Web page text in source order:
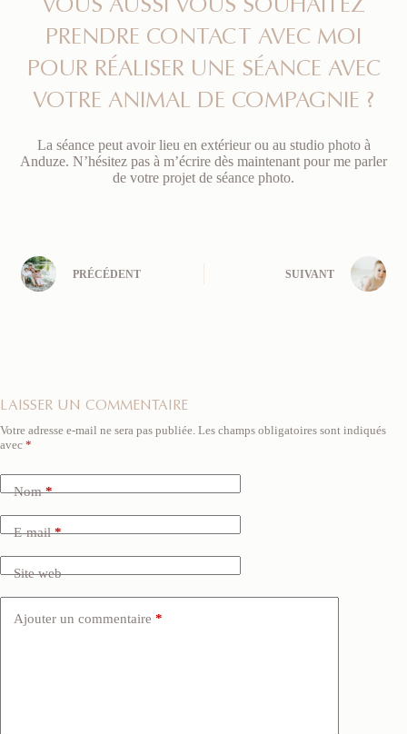
PRENDRE CONTACT AVEC MOI
POUR RÉALISER UNE SÉANCE AVEC
VOTRE ANIMAL DE COMPAGNIE ?
La séance peut avoir lieu en extérieur ou au studio photo à
Anduze. N’hésitez pas à m’écrire dès maintenant pour me parler
de votre projet de séance photo.
PRÉCÉDENT SUIVANT
LAISSER UN COMMENTAIRE
Votre adresse e-mail ne sera pas publiée. Les champs obligatoires sont indiqués
avec *
Nom*
E-mail*
Site web
Ajouter un commentaire *